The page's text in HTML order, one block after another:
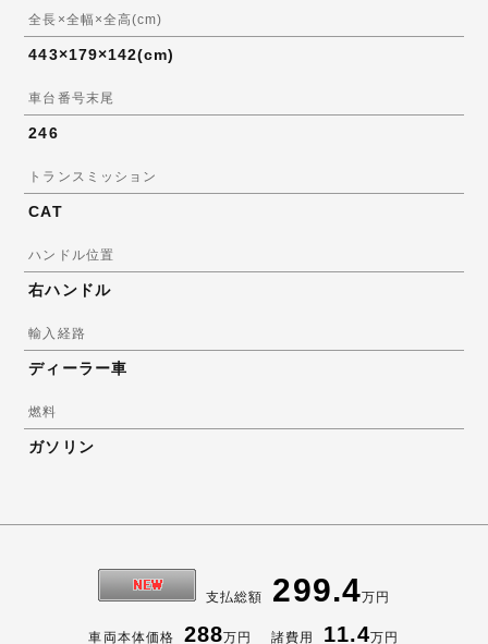
全長×全幅×全高(cm)
443×179×142(cm)
車台番号末尾
246
トランスミッション
CAT
ハンドル位置
右ハンドル
輸入経路
ディーラー車
燃料
ガソリン
支払総額 299.4万円
車両本体価格 288万円 諸費用 11.4万円